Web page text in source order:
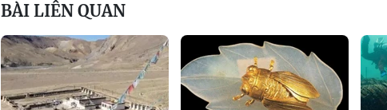
BÀI LIÊN QUAN